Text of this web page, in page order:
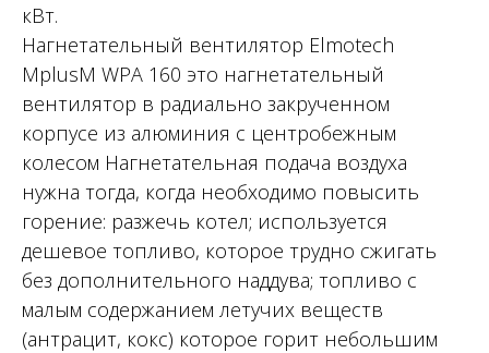
кВт.
Нагнетательный вентилятор Elmotech
MplusM WPA 160 это нагнетательный
вентилятор в радиально закрученном
корпусе из алюминия с центробежным
колесом Нагнетательная подача воздуха
нужна тогда, когда необходимо повысить
горение: разжечь котел; используется
дешевое топливо, которое трудно сжигать
без дополнительного наддува; топливо с
малым содержанием летучих веществ
(антрацит, кокс) которое горит небольшим